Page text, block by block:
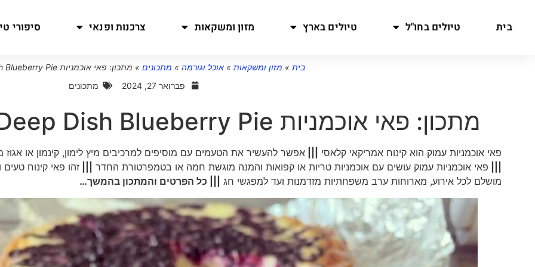
בית טיולים בחו"ל טיולים בארץ מזון ומשקאות צרכנות ופנאי סיפורי
בית » מזון ומשקאות »אוכל וגורמה » מתכונים » מתכון: פאי אוכמניות Deep Dish Blueberry Pie
פברואר 27, 2024
מתכונים
מתכון: פאי אוכמניות Deep Dish Blueberry Pie
פאי אוכמניות עמוק הוא קינוח אמריקאי קלאסי |||אפשר להעשיר את הטעמים עם מוסיפים למרכיבים מיץ לימון, קינמון או אגוז
פאי אוכמניות עמוק עושים עם אוכמניות טריות או קפואות והמנה מוגשת חמה או בטמפרטורת החדר |||זהו פאי קינוח
מושלם לכל אירוע, מארוחות ערב משפחתיות מזדמנות ועד למפגשי חג
||| כל הפרטים והמתכון בהמשך…